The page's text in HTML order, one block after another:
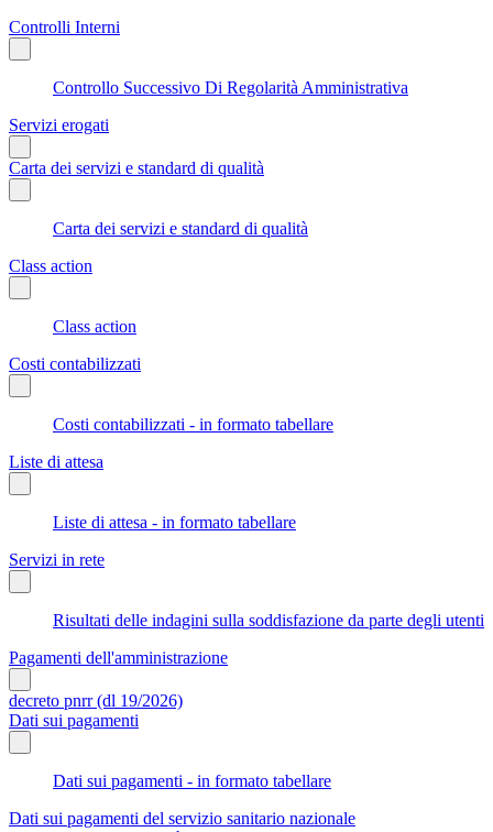
Controlli Interni
Controllo Successivo Di Regolarità Amministrativa
Servizi erogati
Carta dei servizi e standard di qualità
Carta dei servizi e standard di qualità
Class action
Class action
Costi contabilizzati
Costi contabilizzati - in formato tabellare
Liste di attesa
Liste di attesa - in formato tabellare
Servizi in rete
Risultati delle indagini sulla soddisfazione da parte degli utenti
Pagamenti dell'amministrazione
decreto pnrr (dl 19/2026)
Dati sui pagamenti
Dati sui pagamenti - in formato tabellare
Dati sui pagamenti del servizio sanitario nazionale